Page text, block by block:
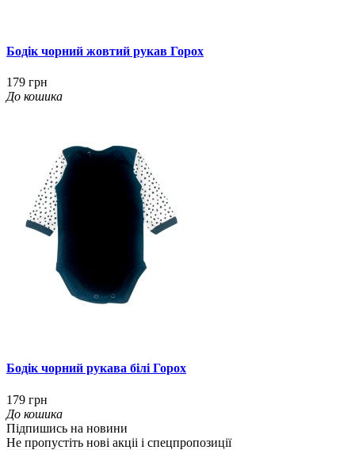
Бодік чорний жовтий рукав Горох
179 грн
До кошика
Бодік чорний рукава білі Горох
179 грн
До кошика
Підпишись на новини
Не пропустіть нові акціі і спецпропозиції